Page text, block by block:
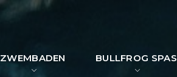
ZWEMBADEN BULLFROG SPAS